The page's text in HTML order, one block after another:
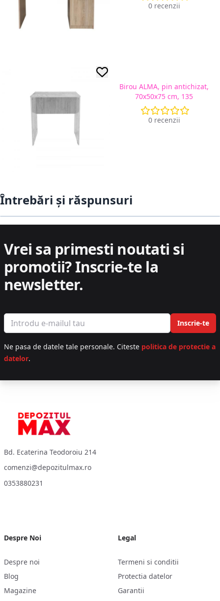
0 recenzii
Birou ALMA, pin antichizat,
70x50x75 cm, 135
0 recenzii
Întrebări și răspunsuri
Vrei sa primesti noutati si
promotii? Inscrie-te la
newsletter.
Email address Inscrie-te
Ne pasa de datele tale personale. Citeste politica de protectie a
datelor.
Bd. Ecaterina Teodoroiu 214
comenzi@depozitulmax.ro
0353880231
Despre Noi
Despre noi
Blog
Magazine
Legal
Termeni si conditii
Protectia datelor
Garantii